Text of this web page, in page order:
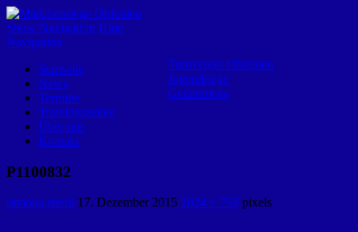
Turnverein Obfelden
Jugendriege
Gerätetriege
Show Navigation Hide
Navigation
Startseite
News
Termine
Trainingszeiten
Über uns
Kontakt
P1100832
ramona.stierli 17. Dezember 2015 1024 × 768 pixels